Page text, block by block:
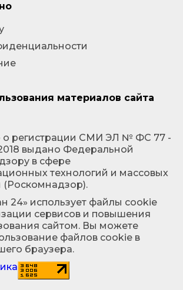
материалов сайта
о регистрации СМИ ЭЛ № ФС 77 -
выдано Федеральной
в сфере
технологий и массовых
24» использует файлы cookie
сервисов и повышения
сайтом. Вы можете
файлов cookie в
браузера.